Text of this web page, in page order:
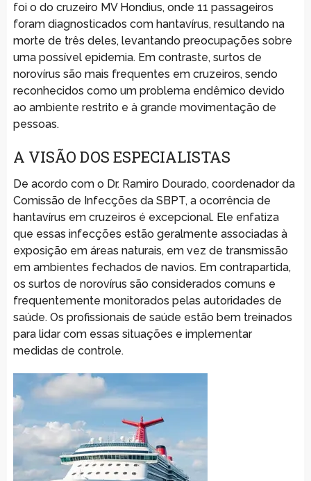
foi o do cruzeiro MV Hondius, onde 11 passageiros
foram diagnosticados com hantavírus, resultando na
morte de três deles, levantando preocupações sobre
uma possível epidemia. Em contraste, surtos de
norovírus são mais frequentes em cruzeiros, sendo
reconhecidos como um problema endêmico devido
ao ambiente restrito e à grande movimentação de
pessoas.
A VISÃO DOS ESPECIALISTAS
De acordo com o Dr. Ramiro Dourado, coordenador da
Comissão de Infecções da SBPT, a ocorrência de
hantavírus em cruzeiros é excepcional. Ele enfatiza
que essas infecções estão geralmente associadas à
exposição em áreas naturais, em vez de transmissão
em ambientes fechados de navios. Em contrapartida,
os surtos de norovírus são considerados comuns e
frequentemente monitorados pelas autoridades de
saúde. Os profissionais de saúde estão bem treinados
para lidar com essas situações e implementar
medidas de controle.